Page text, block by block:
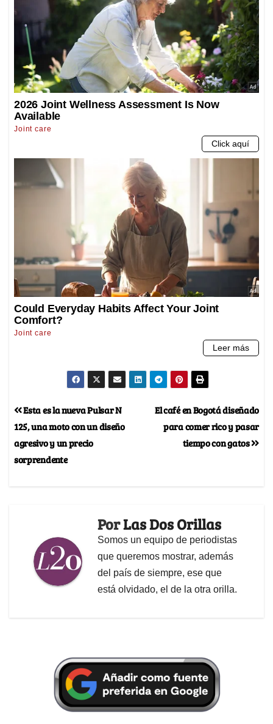
El café en Bogotá diseñado
para comer rico y pasar
tiempo con gatos
Esta es la nueva Pulsar N
125, una moto con un diseño
agresivo y un precio
sorprendente
PorLas Dos Orillas
Somos un equipo de periodistas
que queremos mostrar, además
del país de siempre, ese que
está olvidado, el de la otra orilla.